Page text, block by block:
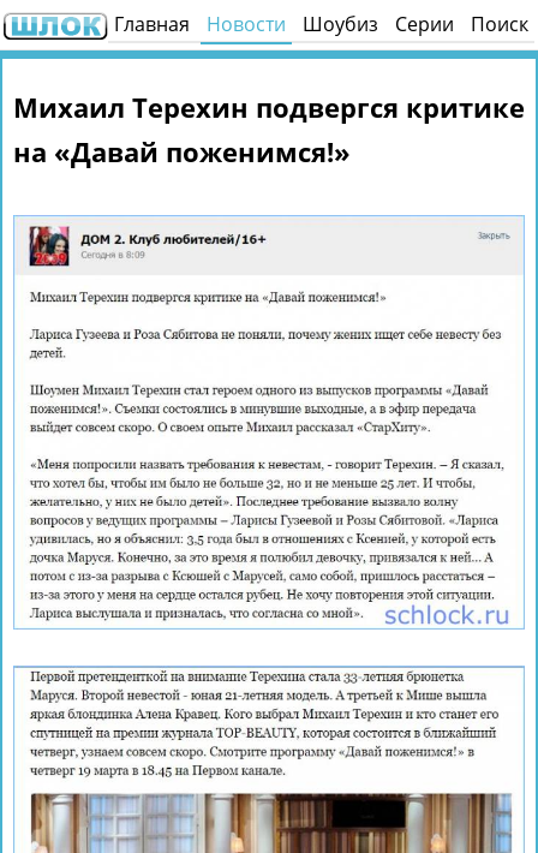
Главная Новости Шоубиз Серии Поиск
Михаил Терехин подвергся критике
на «Давай поженимся!»